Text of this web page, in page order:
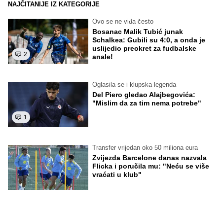
NAJČITANIJE IZ KATEGORIJE
2
Ovo se ne viđa često
Bosanac Malik Tubić junak
Schalkea: Gubili su 4:0, a onda je
uslijedio preokret za fudbalske
anale!
1
Oglasila se i klupska legenda
Del Piero gledao Alajbegovića:
"Mislim da za tim nema potrebe"
Transfer vrijedan oko 50 miliona eura
Zvijezda Barcelone danas nazvala
Flicka i poručila mu: "Neću se više
vraćati u klub"